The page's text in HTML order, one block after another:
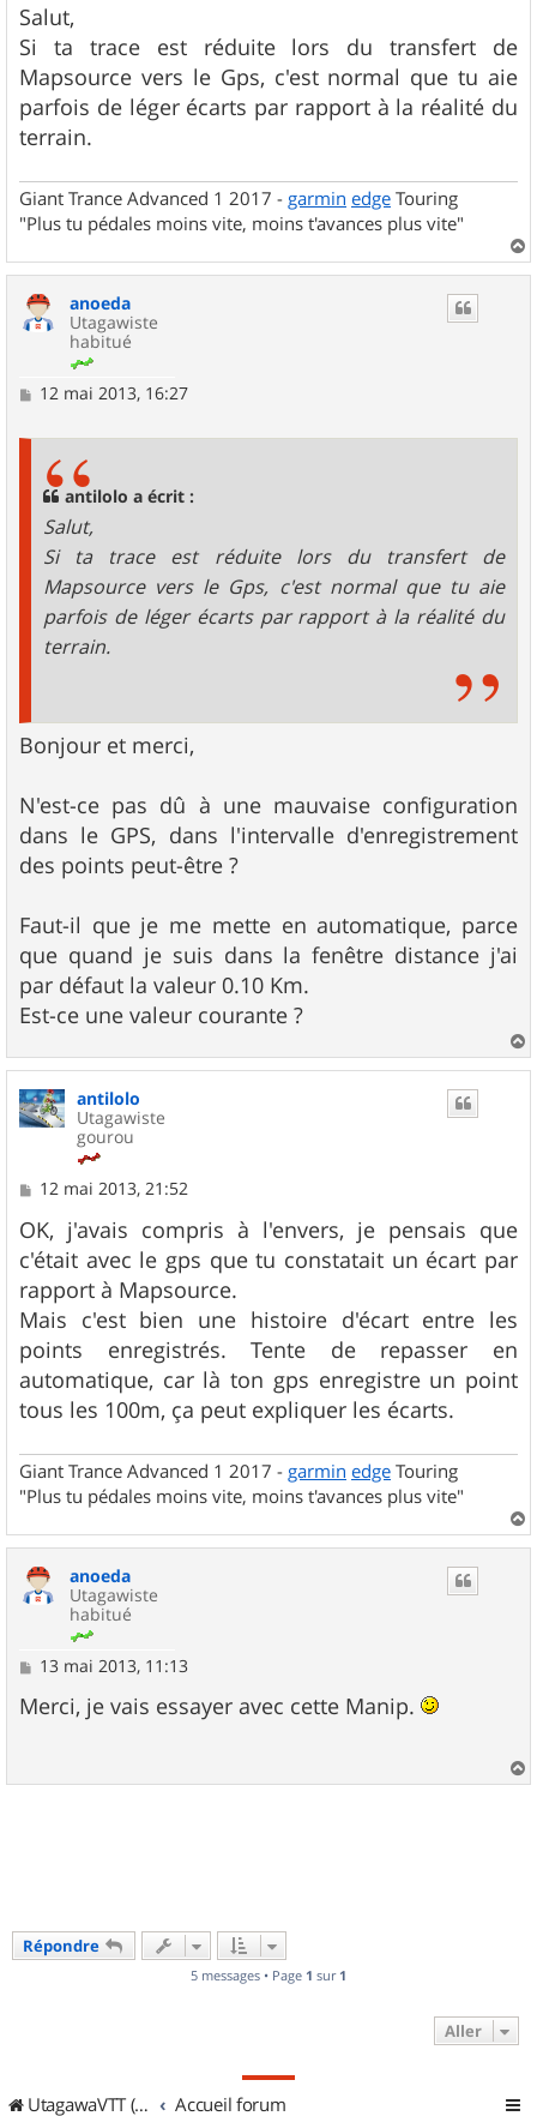
s
s
a
g
e
Salut,
Si ta trace est réduite lors du transfert de
Mapsource vers le Gps, c'est normal que tu aie
parfois de léger écarts par rapport à la réalité du
terrain.
Giant Trance Advanced 1 2017 - garmin edge Touring
"Plus tu pédales moins vite, moins t'avances plus vite"
a
anoeda
Utagawiste
habitué
M12 mai 2013, 16:27
antilolo a écrit :
Salut,
Si ta trace est réduite lors du transfert de
Mapsource vers le Gps, c'est normal que tu aie
parfois de léger écarts par rapport à la réalité du
terrain.
Bonjour et merci,
N'est-ce pas dû à une mauvaise configuration
dans le GPS, dans l'intervalle d'enregistrement
des points peut-être ?
Faut-il que je me mette en automatique, parce
que quand je suis dans la fenêtre distance j'ai
par défaut la valeur 0.10 Km.
Est-ce une valeur courante ?
a
antilolo
Utagawiste
gourou
M
s
s
a
g
e
12 mai 2013, 21:52
OK, j'avais compris à l'envers, je pensais que
c'était avec le gps que tu constatait un écart par
rapport à Mapsource.
Mais c'est bien une histoire d'écart entre les
points enregistrés. Tente de repasser en
automatique, car là ton gps enregistre un point
tous les 100m, ça peut expliquer les écarts.
Giant Trance Advanced 1 2017 - garmin edge Touring
"Plus tu pédales moins vite, moins t'avances plus vite"
a
anoeda
Utagawiste
habitué
M
s
s
e
13 mai 2013, 11:13
Merci, je vais essayer avec cette Manip.
a
Répondre
5 messages • Page 1 sur 1
Aller
UtagawaVTT (Randos VTT et VTTAE avec traces GPS) Accueil forum